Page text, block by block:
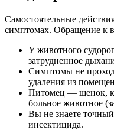
Самостоятельные
симптомах. Обращение к
У животного
затрудненное
Симптомы не
удаления из
Питомец — щенок,
больное животное
Вы не знаете
инсектицида.